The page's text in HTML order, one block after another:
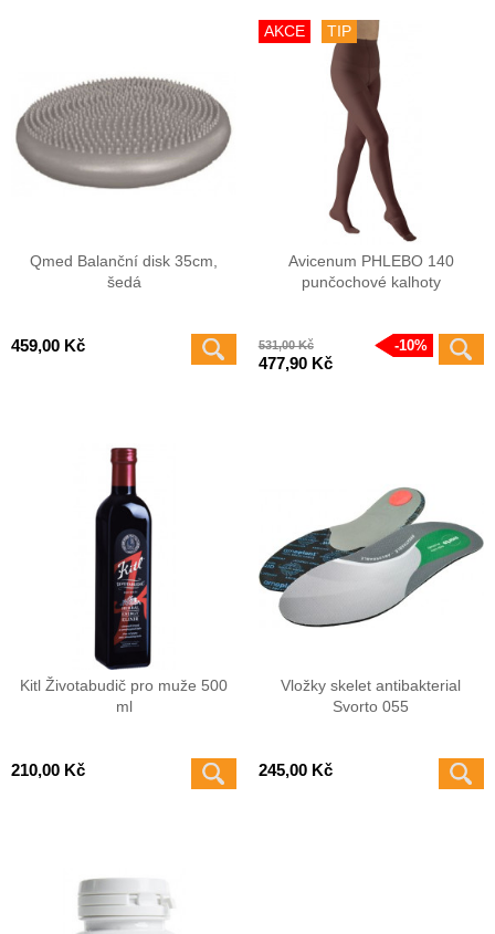
Qmed Balanční disk 35cm,
šedá
459,00 Kč
AKCE TIP
Avicenum PHLEBO 140
punčochové kalhoty
531,00 Kč 10%
477,90 Kč
Kitl Životabudič pro muže 500
ml
210,00 Kč
Vložky skelet antibakterial
Svorto 055
245,00 Kč